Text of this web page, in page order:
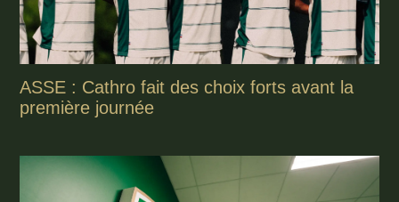
ASSE : Cathro fait des choix forts avant la
première journée